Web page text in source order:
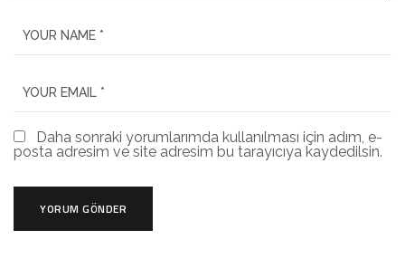
Daha sonraki yorumlarımda kullanılması için adım, e-
posta adresim ve site adresim bu tarayıcıya kaydedilsin.